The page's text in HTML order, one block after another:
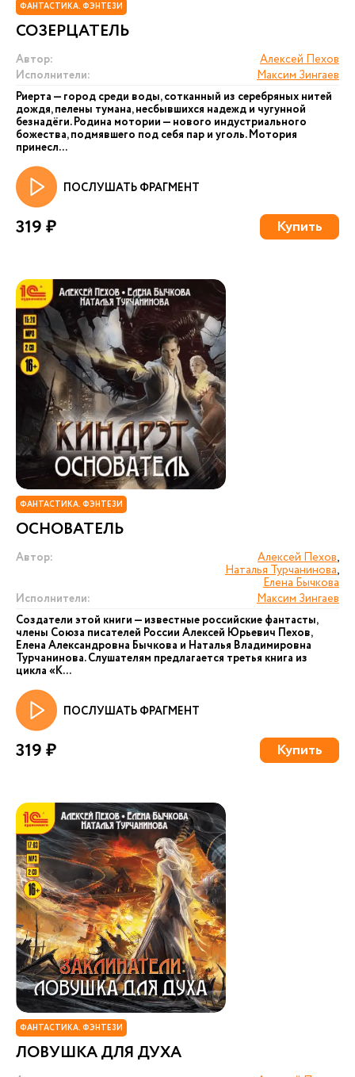
ФАНТАСТИКА. ФЭНТЕЗИ
СОЗЕРЦАТЕЛЬ
Автор:
Алексей Пехов
Исполнители:
Максим Зингаев
Риерта — город среди воды, сотканный из серебряных нитей
дождя, пелены тумана, несбывшихся надежд и чугунной
безнадёги. Родина мотории — нового индустриального
божества, подмявшего под себя пар и уголь. Мотория
принесл...
ПОСЛУШАТЬ ФРАГМЕНТ
319 ₽ Купить
ФАНТАСТИКА. ФЭНТЕЗИ
ОСНОВАТЕЛЬ
Автор: Алексей Пехов,
Наталья Турчанинова,
Елена Бычкова
Исполнители:
Максим Зингаев
Создатели этой книги — известные российские фантасты,
члены Союза писателей России Алексей Юрьевич Пехов,
Елена Александровна Бычкова и Наталья Владимировна
Турчанинова. Слушателям предлагается третья книга из
цикла «К...
ПОСЛУШАТЬ ФРАГМЕНТ
319 ₽ Купить
ФАНТАСТИКА. ФЭНТЕЗИ
ЛОВУШКА ДЛЯ ДУХА